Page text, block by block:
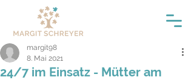
24/7 im Einsatz - Mütter am
margit98
8. Mai 2021